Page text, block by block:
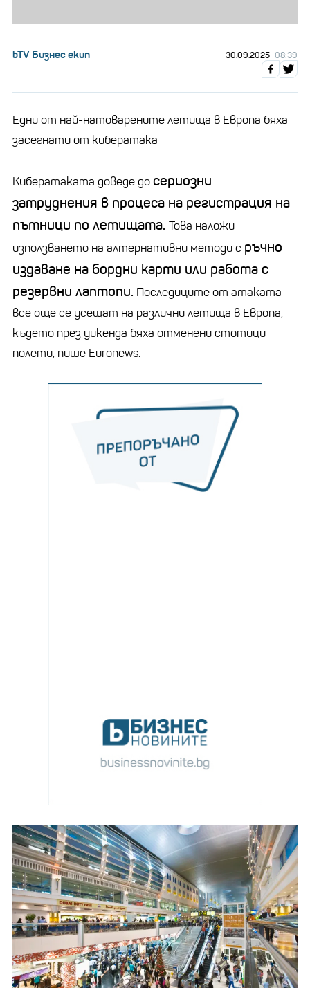
bTV Бизнес екип 30.09.2025 08:39
Едни от най-натоварените летища в Европа бяха
засегнати от кибератака
Кибератаката доведе досериозни
затруднения в процеса на регистрация на
пътници по летищата. Това наложи
използването на алтернативни методи с ръчно
издаване на бордни карти или работа с
резервни лаптопи. Последиците от атаката
все още се усещат на различни летища в Европа,
където през уикенда бяха отменени стотици
полети, пише Euronews.